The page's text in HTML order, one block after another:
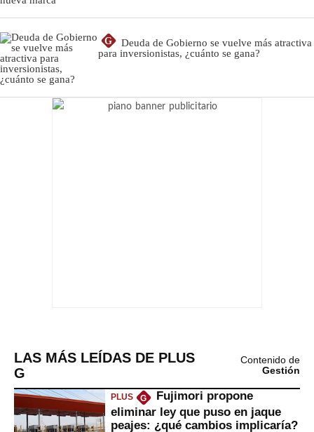
G
Deuda de Gobierno se vuelve más atractiva
para inversionistas, ¿cuánto se gana?
LAS MÁS LEÍDAS DE PLUS
G
Contenido de
Gestión
PLUS G
Fujimori propone
eliminar ley que puso en jaque
peajes: ¿qué cambios implicaría?